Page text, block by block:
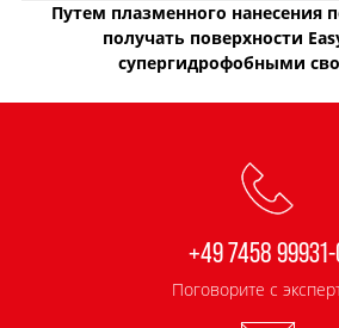
Путем плазменного нанесения
получать поверхности
супергидрофобными
+49 7458
Поговорите с